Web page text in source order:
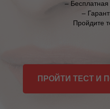
– Бесплатная
–
Пройдите
ПРОЙТИ ТЕСТ И